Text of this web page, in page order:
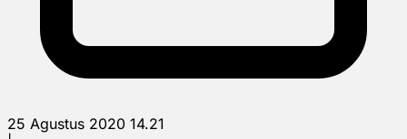
25 Agustus 2020 14.21